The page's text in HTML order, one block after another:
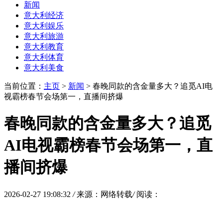
新闻
意大利经济
意大利娱乐
意大利旅游
意大利教育
意大利体育
意大利美食
当前位置： 主页 > 新闻 > 春晚同款的含金量多大？追觅AI电
视霸榜春节会场第一，直播间挤爆
春晚同款的含金量多大？追觅
AI电视霸榜春节会场第一，直
播间挤爆
2026-02-27 19:08:32 / 来源：网络转载/ 阅读：